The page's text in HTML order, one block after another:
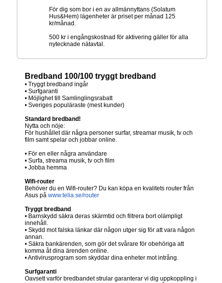
För dig som bor i en av allmännyttans (Solatum
Hus&Hem) lägenheter är priset per månad 125
kr/månad.
500 kr i engångskostnad för aktivering gäller för alla
nytecknade nätavtal.
Bredband 100/100 tryggt bredband
• Tryggt bredband ingår
• Surfgaranti
• Möjlighet till Samlinglingsrabatt
• Sveriges populäraste (mest kunder)
Standard bredband!
Nytta och nöje:
För hushållet där några personer surfar, streamar musik, tv och
film samt spelar och jobbar online.
• För en eller några användare
• Surfa, streama musik, tv och film
• Jobba hemma
Wifi-router
Behöver du en Wifi-router? Du kan köpa en kvalitets router från
Asus på www.telia.se/router
Tryggt bredband
• Barnskydd säkra deras skärmtid och filtrera bort olämpligt
innehåll.
• Skydd mot falska länkar där någon utger sig för att vara någon
annan.
• Säkra bankärenden, som gör det svårare för obehöriga att
komma åt dina ärenden online.
• Antivirusprogram som skyddar dina enheter mot intrång.
Surfgaranti
Oavsett varför bredbandet strular garanterar vi dig uppkoppling i